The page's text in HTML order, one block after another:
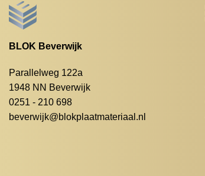
BLOK Beverwijk
Parallelweg 122a
1948 NN Beverwijk
0251 - 210 698
beverwijk@blokplaatmateriaal.nl